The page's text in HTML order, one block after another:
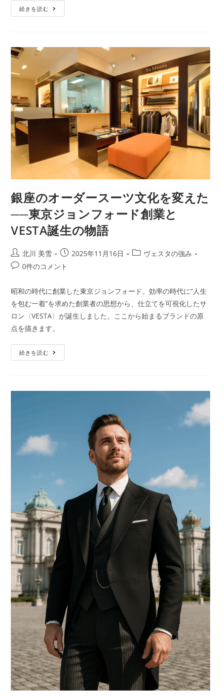
続きを読む
銀座のオーダースーツ文化を変えた
──東京ジョンフォード創業と
VESTA誕生の物語
北川 美雪 2025年11月16日
ヴェスタの強み
0件のコメント
昭和の時代に創業した東京ジョンフォード。効率の時代に“人生
を包む一着”を求めた創業者の思想から、仕立てを可視化したサ
ロン〈VESTA〉が誕生しました。ここから始まるブランドの原
点を描きます。
続きを読む